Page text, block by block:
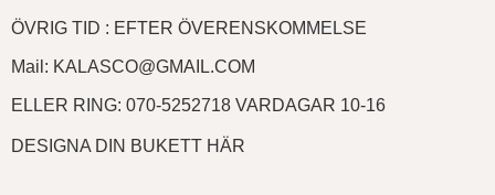
ÖVRIG TID : EFTER ÖVERENSKOMMELSE
Mail: KALASCO@GMAIL.COM
ELLER RING: 070-5252718 VARDAGAR 10-16
DESIGNA DIN BUKETT HÄR